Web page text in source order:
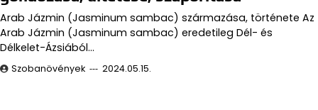
Arab Jázmin (Jasminum sambac) származása, története Az
Arab Jázmin (Jasminum sambac) eredetileg Dél- és
Délkelet-Ázsiából…
Szobanövények 2024.05.15.